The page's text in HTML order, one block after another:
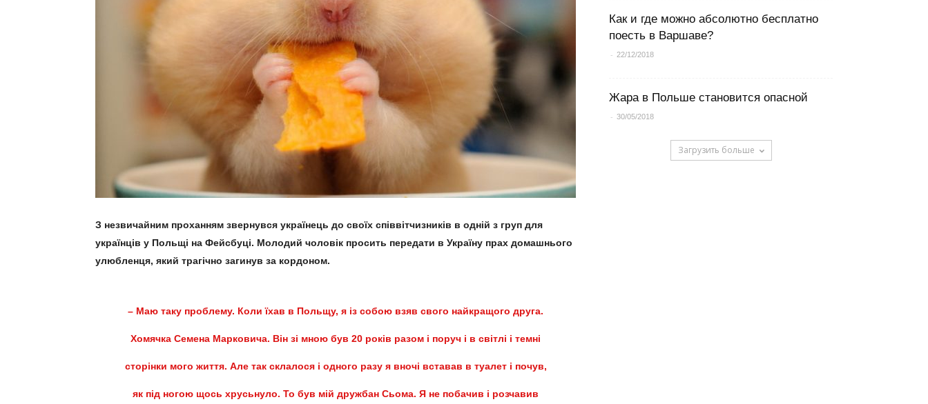
З незвичайним проханням звернувся українець до своїх співвітчизників в одній з груп для
українців у Польщі на Фейсбуці. Молодий чоловік просить передати в Україну прах домашнього
улюбленця, який трагічно загинув за кордоном.
– Маю таку проблему. Коли їхав в Польщу, я із собою взяв свого найкращого друга.
Хомячка Семена Марковича. Він зі мною був 20 років разом і поруч і в світлі і темні
сторінки мого життя. Але так склалося і одного разу я вночі вставав в туалет і почув,
як під ногою щось хрусьнуло. То був мій дружбан Сьома. Я не побачив і розчавив
Как и где можно абсолютно бесплатно
поесть в Варшаве?
- 22/12/2018
Жара в Польше становится опасной
- 30/05/2018
Загрузить больше